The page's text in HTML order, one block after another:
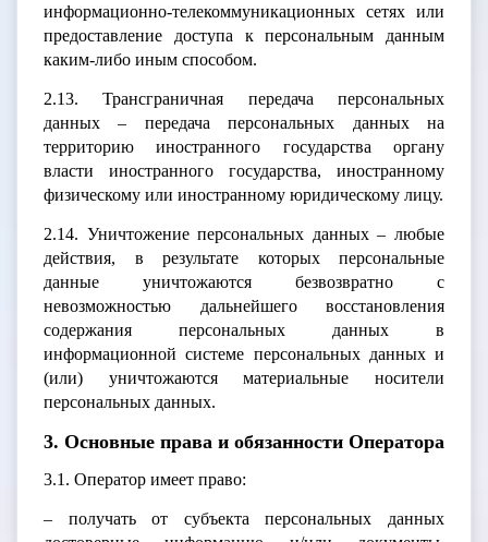
информационно-телекоммуникационных сетях или
предоставление доступа к персональным данным
каким-либо иным способом.
2.13. Трансграничная передача персональных
данных – передача персональных данных на
территорию иностранного государства органу
власти иностранного государства, иностранному
физическому или иностранному юридическому лицу.
2.14. Уничтожение персональных данных – любые
действия, в результате которых персональные
данные уничтожаются безвозвратно с
невозможностью дальнейшего восстановления
содержания персональных данных в
информационной системе персональных данных и
(или) уничтожаются материальные носители
персональных данных.
3. Основные права и обязанности Оператора
3.1. Оператор имеет право:
– получать от субъекта персональных данных